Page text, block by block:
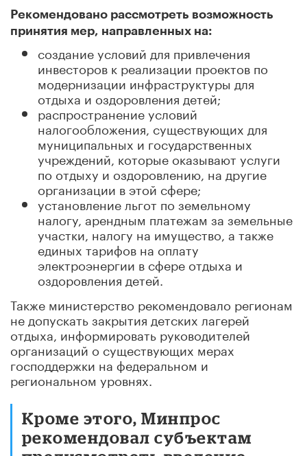
Рекомендовано рассмотреть возможность
принятия мер, направленных на:
создание условий для привлечения
инвесторов к реализации проектов по
модернизации инфраструктуры для
отдыха и оздоровления детей;
распространение условий
налогообложения, существующих для
муниципальных и государственных
учреждений, которые оказывают услуги
по отдыху и оздоровлению, на другие
организации в этой сфере;
установление льгот по земельному
налогу, арендным платежам за земельные
участки, налогу на имущество, а также
единых тарифов на оплату
электроэнергии в сфере отдыха и
оздоровления детей.
Также министерство рекомендовало регионам
не допускать закрытия детских лагерей
отдыха, информировать руководителей
организаций о существующих мерах
господдержки на федеральном и
региональном уровнях.
Кроме этого, Минпрос
рекомендовал субъектам